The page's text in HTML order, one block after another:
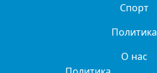
Спорт
Политика
О нас